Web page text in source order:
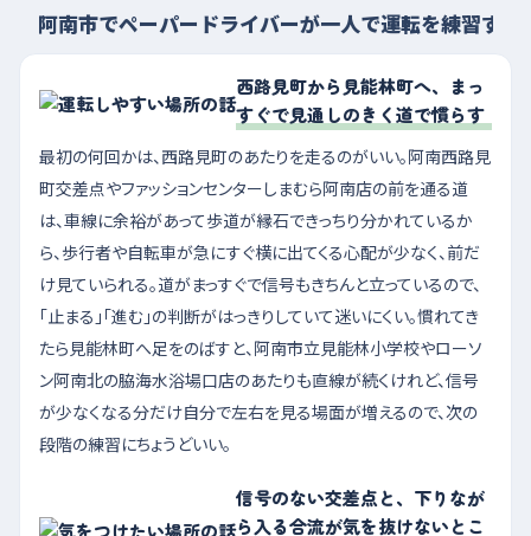
阿南市でペーパードライバーが一人で運転を練習する
西路見町から見能林町へ、まっ
すぐで見通しのきく道で慣らす
最初の何回かは、西路見町のあたりを走るのがいい。阿南西路見
町交差点やファッションセンターしまむら阿南店の前を通る道
は、車線に余裕があって歩道が縁石できっちり分かれているか
ら、歩行者や自転車が急にすぐ横に出てくる心配が少なく、前だ
け見ていられる。道がまっすぐで信号もきちんと立っているので、
「止まる」「進む」の判断がはっきりしていて迷いにくい。慣れてき
たら見能林町へ足をのばすと、阿南市立見能林小学校やローソ
ン阿南北の脇海水浴場口店のあたりも直線が続くけれど、信号
が少なくなる分だけ自分で左右を見る場面が増えるので、次の
段階の練習にちょうどいい。
信号のない交差点と、下りなが
ら入る合流が気を抜けないとこ